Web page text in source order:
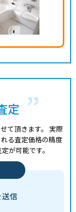
定
て頂きます。 実際
る査定価格の精度
が可能です。
信